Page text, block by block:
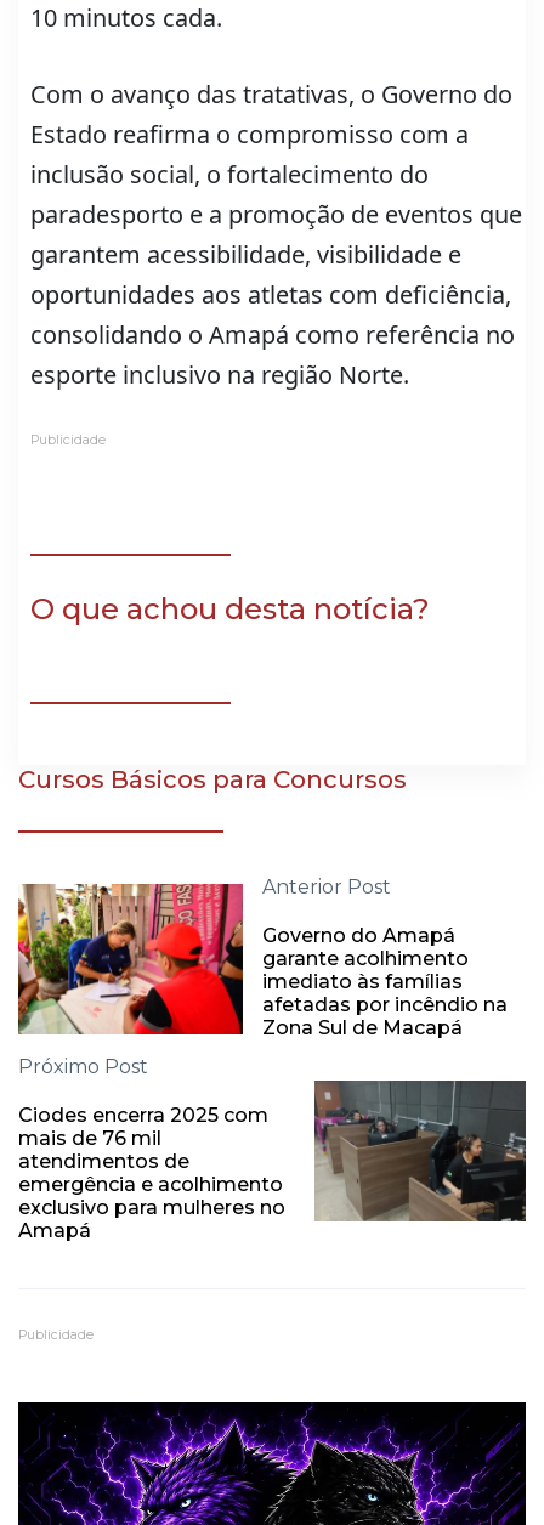
10 minutos cada.
Com o avanço das tratativas, o Governo do
Estado reafirma o compromisso com a
inclusão social, o fortalecimento do
paradesporto e a promoção de eventos que
garantem acessibilidade, visibilidade e
oportunidades aos atletas com deficiência,
consolidando o Amapá como referência no
esporte inclusivo na região Norte.
Publicidade
O que achou desta notícia?
Cursos Básicos para Concursos
Anterior Post
Governo do Amapá
garante acolhimento
imediato às famílias
afetadas por incêndio na
Zona Sul de Macapá
Próximo Post
Ciodes encerra 2025 com
mais de 76 mil
atendimentos de
emergência e acolhimento
exclusivo para mulheres no
Amapá
Publicidade